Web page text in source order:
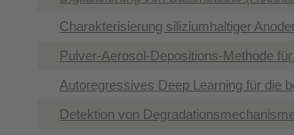
Charakterisierung siliziumhaltiger
Pulver-Aerosol-Depositions-Methode
Autoregressives Deep Learning für die
Detektion von